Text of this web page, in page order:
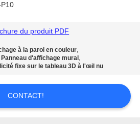
du produit PDF
à la paroi en couleur,
Panneau d'affichage mural ,
fixe sur le tableau 3D à l'œil nu
CONTACT!